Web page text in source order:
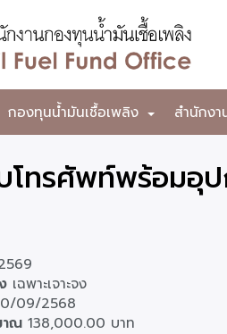
น
+
กองทุนน้ำมันเชื้อเพลิง สำนักง
บโทรศัพท์พร้อม
เฉพาะเจาะจง
09/2568
าณ 138,000.00 บาท